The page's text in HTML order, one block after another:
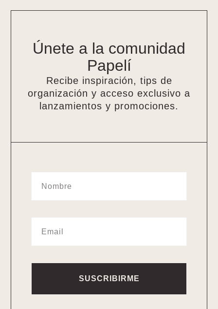
Únete a la comunidad
Papelí
Recibe inspiración, tips de
organización y acceso exclusivo a
lanzamientos y promociones.
SUSCRIBIRME